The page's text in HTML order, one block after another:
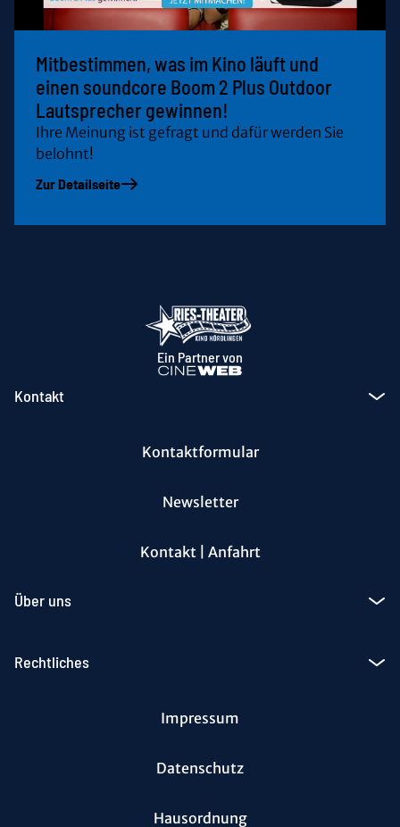
Mitbestimmen, was im Kino läuft und
einen soundcore Boom 2 Plus Outdoor
Lautsprecher gewinnen!
Ihre Meinung ist gefragt und dafür werden Sie
belohnt!
Zur Detailseite
Ein Partner von
Kontakt
Kontaktformular
Newsletter
Kontakt | Anfahrt
Über uns
Rechtliches
Impressum
Datenschutz
Hausordnung